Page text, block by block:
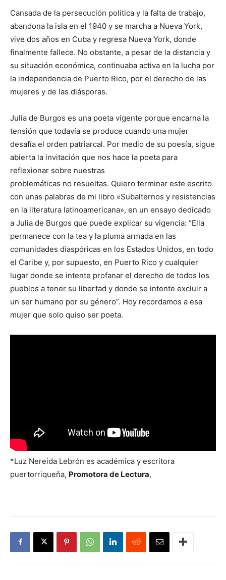
Cansada de la persecución política y la falta de trabajo,
abandona la isla en el 1940 y se marcha a Nueva York,
vive dos años en Cuba y regresa Nueva York, donde
finalmente fallece. No obstante, a pesar de la distancia y
su situación económica, continuaba activa en la lucha por
la independencia de Puerto Rico, por el derecho de las
mujeres y de las diásporas.
Julia de Burgos es una poeta vigente porque encarna la
tensión que todavía se produce cuando una mujer
desafía el orden patriarcal. Por medio de su poesía, sigue
abierta la invitación que nos hace la poeta para
reflexionar sobre nuestras
problemáticas no resueltas. Quiero terminar este escrito
con unas palabras de mi libro «Subalternos y resistencias
en la literatura latinoamericana», en un ensayo dedicado
a Julia de Burgos que puede explicar su vigencia: “Ella
permanece con la tea y la pluma armada en las
comunidades diaspóricas en los Estados Unidos, en todo
el Caribe y, por supuesto, en Puerto Rico y cualquier
lugar donde se intente profanar el derecho de todos los
pueblos a tener su libertad y donde se intente excluir a
un ser humano por su género”. Hoy recordamos a esa
mujer que solo quiso ser poeta.
*Luz Nereida Lebrón es académica y escritora
puertorriqueña, Promotora de Lectura,